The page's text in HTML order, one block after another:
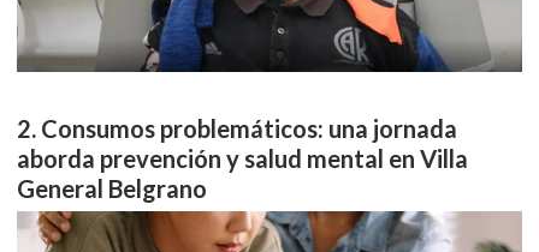
Consumos problemáticos: una jornada
aborda prevención y salud mental en Villa
General Belgrano